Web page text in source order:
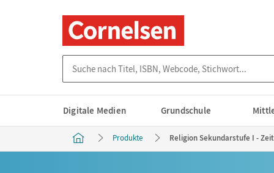
Digitale Medien Grundschule
Produkte Religion Sekundarstufe I -